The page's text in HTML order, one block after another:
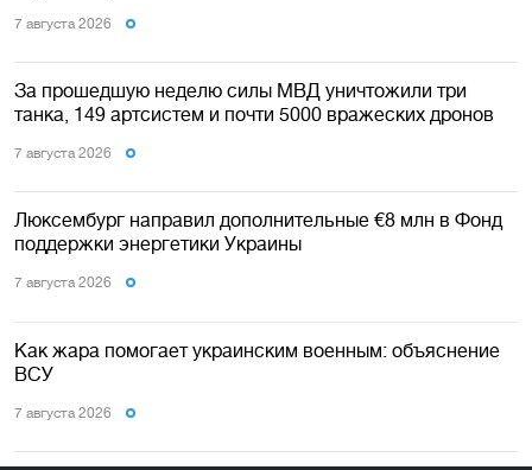
7 августа 2026
За прошедшую неделю силы МВД уничтожили три
танка, 149 артсистем и почти 5000 вражеских дронов
7 августа 2026
Люксембург направил дополнительные €8 млн в Фонд
поддержки энергетики Украины
7 августа 2026
Как жара помогает украинским военным: объяснение
ВСУ
7 августа 2026